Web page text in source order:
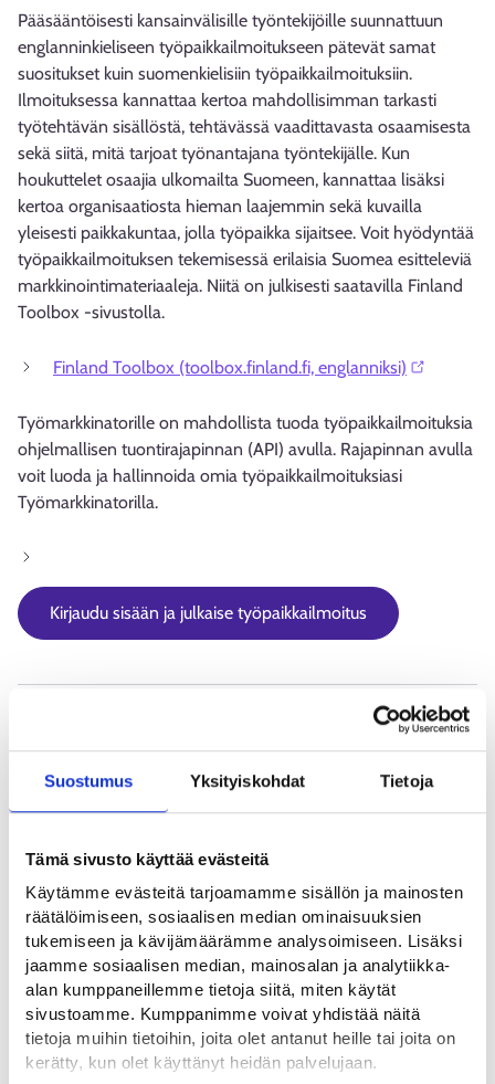
Suostumus Yksityiskohdat Tietoja
Tämä sivusto käyttää evästeitä
Käytämme evästeitä tarjoamamme sisällön ja mainosten
räätälöimiseen, sosiaalisen median ominaisuuksien
tukemiseen ja kävijämäärämme analysoimiseen. Lisäksi
jaamme sosiaalisen median, mainosalan ja analytiikka-
alan kumppaneillemme tietoja siitä, miten käytät
sivustoamme. Kumppanimme voivat yhdistää näitä
tietoja muihin tietoihin, joita olet antanut heille tai joita on
kerätty, kun olet käyttänyt heidän palvelujaan.
Pääsääntöisesti kansainvälisille työntekijöille suunnattuun
englanninkieliseen työpaikkailmoitukseen pätevät samat
suositukset kuin suomenkielisiin työpaikkailmoituksiin.
Ilmoituksessa kannattaa kertoa mahdollisimman tarkasti
työtehtävän sisällöstä, tehtävässä vaadittavasta osaamisesta
sekä siitä, mitä tarjoat työnantajana työntekijälle. Kun
houkuttelet osaajia ulkomailta Suomeen, kannattaa lisäksi
kertoa organisaatiosta hieman laajemmin sekä kuvailla
yleisesti paikkakuntaa, jolla työpaikka sijaitsee. Voit hyödyntää
työpaikkailmoituksen tekemisessä erilaisia Suomea esitteleviä
markkinointimateriaaleja. Niitä on julkisesti saatavilla Finland
Toolbox -sivustolla.
Finland Toolbox (toolbox.finland.fi, englanniksi)⁠
Työmarkkinatorille on mahdollista tuoda työpaikkailmoituksia
ohjelmallisen tuontirajapinnan (API) avulla. Rajapinnan avulla
voit luoda ja hallinnoida omia työpaikkailmoituksiasi
Työmarkkinatorilla.
Kirjaudu sisään ja julkaise työpaikkailmoitus
Kirjautuminen Työmarkkinatorille ja
valtuudet
Yritystoimintaan liittyvät toiminnot vaativat tietyn roolin
yrityksessä tai yhteisössä. Jos sinulla ei tätä roolia ole,
mutta haluat käyttää Työmarkkinatoria, tarvitset
Suomi.fi-valtuuden.